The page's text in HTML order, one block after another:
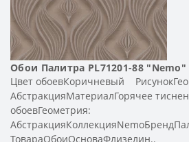
Обои Палитра PL71201-88 "Nemo"
Цвет обоевКоричневый
АбстракцияМатериалГорячее
обоевГеометрия:
ТовараОбоиОсноваФлизелин..